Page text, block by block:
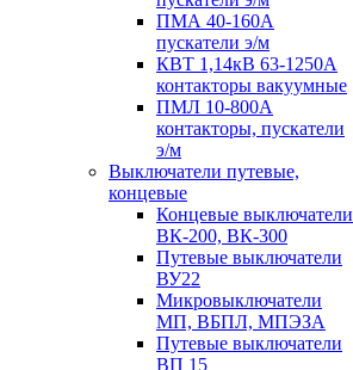
ПМА 40-160А
пускатели э/м
КВТ 1,14кВ 63-1250А
контакторы вакуумные
ПМЛ 10-800А
контакторы, пускатели
э/м
Выключатели путевые,
концевые
Концевые выключатели
ВК-200, ВК-300
Путевые выключатели
ВУ22
Микровыключатели
МП, ВБПЛ, МПЭЗА
Путевые выключатели
ВП 15